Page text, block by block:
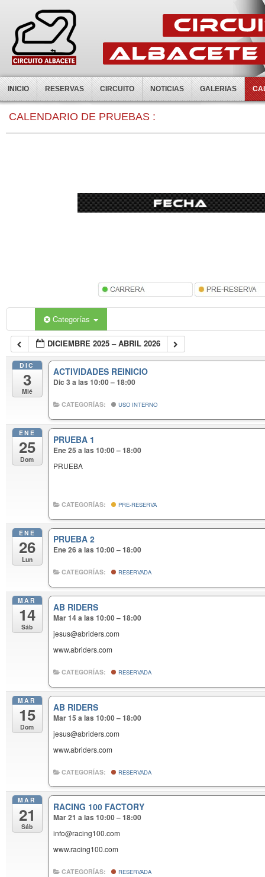
INICIO RESERVAS CIRCUITO NOTICIAS GALERIAS
CALENDARIO DE PRUEBAS :
Categorías
DICIEMBRE 2025 – ABRIL 2026
DIC
3
Mié
ACTIVIDADES REINICIO
Dic 3 a las 10:00 – 18:00
CATEGORÍAS: USO INTERNO
ENE
25
Dom
PRUEBA 1
Ene 25 a las 10:00 – 18:00
PRUEBA
CATEGORÍAS: PRE-RESERVA
ENE
26
Lun
PRUEBA 2
Ene 26 a las 10:00 – 18:00
CATEGORÍAS: RESERVADA
MAR
14
Sáb
AB RIDERS
Mar 14 a las 10:00 – 18:00
jesus@abriders.com
www.abriders.com
CATEGORÍAS: RESERVADA
MAR
15
Dom
AB RIDERS
Mar 15 a las 10:00 – 18:00
jesus@abriders.com
www.abriders.com
CATEGORÍAS: RESERVADA
MAR
21
Sáb
RACING 100 FACTORY
Mar 21 a las 10:00 – 18:00
info@racing100.com
www.racing100.com
CATEGORÍAS: RESERVADA